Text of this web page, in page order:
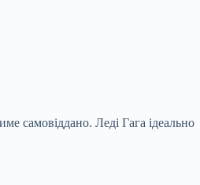
самовіддано. Леді Гага ідеально